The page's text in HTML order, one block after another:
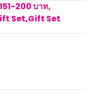
200 บาท,
Set,Gift Set